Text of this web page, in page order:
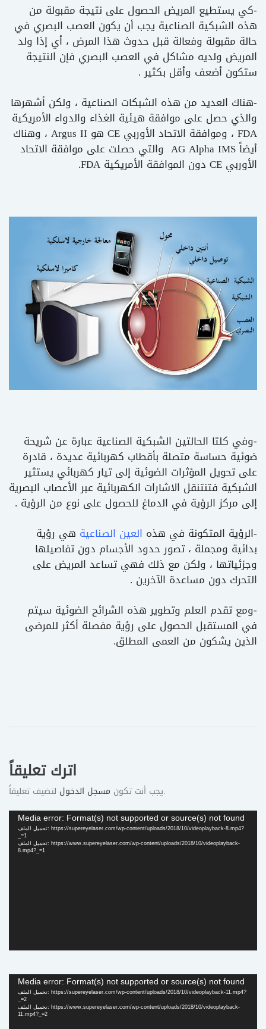
-كي يستطيع المريض الحصول على نتيجة مقبولة من
هذه الشبكية الصناعية يجب أن يكون العصب البصري في
حالة مقبولة وفعالة قبل حدوث هذا المرض ، أي إذا ولد
المريض ولديه مشاكل في العصب البصري فإن النتيجة
ستكون أضعف وأقل بكثير .
-هناك العديد من هذه الشبكات الصناعية ، ولكن أشهرها
والذي حصل على موافقة هيئية الغذاء والدواء الأمريكية
FDA ، وموافقة الاتحاد الأوربي CE هو Argus II ، وهناك
أيضاً AG Alpha IMS والتي حصلت على موافقة الاتحاد
الأوربي CE دون الموافقة الأمريكية FDA.
-وفي كلتا الحالتين الشبكية الصناعية عبارة عن شريحة
ضوئية حساسة متصلة بأقطاب كهربائية عديدة ، قادرة
على تحويل المؤثرات الضوئية إلى تيار كهربائي يستثير
الشبكية فتنتنقل الاشارات الكهربائية عبر الأعصاب البصرية
إلى مركز الرؤية في الدماغ للحصول على نوع من الرؤية .
-الرؤية المتكونة في هذه العين الصناعية هي رؤية
بدائية ومجملة ، تصور حدود الأجسام دون تفاصيلها
وجزئياتها ، ولكن مع ذلك فهي تساعد المريض على
التحرك دون مساعدة الآخرين .
-ومع تقدم العلم وتطوير هذه الشرائح الضوئية سيتم
في المستقبل الحصول على رؤية مفصلة أكثر للمرضى
الذين يشكون من العمى المطلق.
اترك تعليقاً
يجب أنت تكون مسجل الدخول
لتضيف تعليقاً.
مشغل
الفيديو
Media error: Format(s) not supported or source(s) not found
تحميل الملف: https://supereyelaser.com/wp-content/uploads/2018/10/videoplayback-8.mp4?
_=1
تحميل الملف: https://www.supereyelaser.com/wp-content/uploads/2018/10/videoplayback-
8.mp4?_=1
مشغل
الفيديو
Media error: Format(s) not supported or source(s) not found
تحميل الملف: https://supereyelaser.com/wp-content/uploads/2018/10/videoplayback-11.mp4?
_=2
تحميل الملف: https://www.supereyelaser.com/wp-content/uploads/2018/10/videoplayback-
11.mp4?_=2